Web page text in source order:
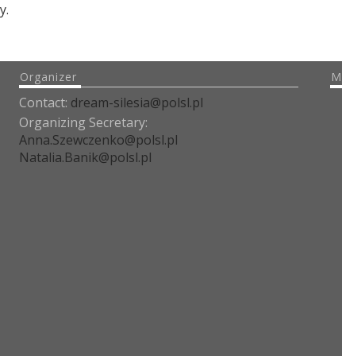
Organizer
Contact: dream-silesia@polsl.pl
Organizing Secretary:
Anna.Szewczenko@polsl.pl
Natalia.Banik@polsl.pl